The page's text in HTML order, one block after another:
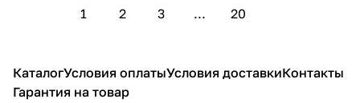
1 2 3 ... 20
КаталогУсловия оплатыУсловия доставкиКонтакты
Гарантия на товар